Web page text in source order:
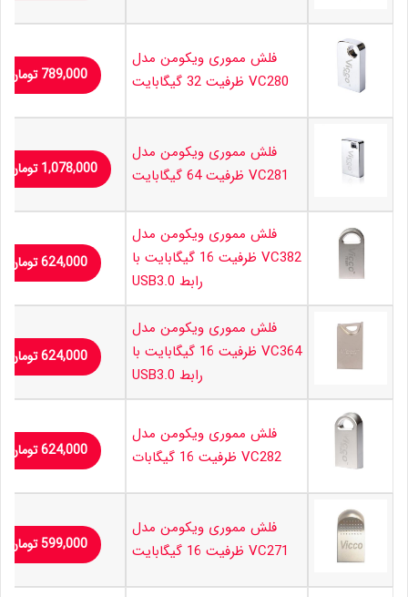
فلش مموری ویکومن مدل
VC280 ظرفیت 32 گیگابایت
789,000 تومان
فلش مموری ویکومن مدل
VC281 ظرفیت 64 گیگابایت
1,078,000 تومان
فلش مموری ویکومن مدل
VC382 ظرفیت 16 گیگابایت با
رابط USB3.0
624,000تومان
فلش مموری ویکومن مدل
VC364 ظرفیت 16 گیگابایت با
رابط USB3.0
624,000تومان
فلش مموری ویکومن مدل
VC282 ظرفیت 16 گیگابات
624,000تومان
فلش مموری ویکومن مدل
VC271 ظرفیت 16 گیگابایت
599,000 تومان